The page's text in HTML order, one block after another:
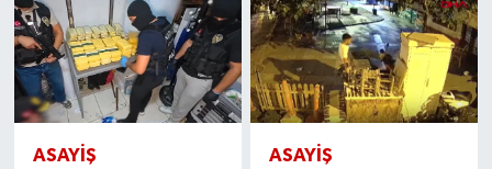
ASAYİŞ ASAYİŞ